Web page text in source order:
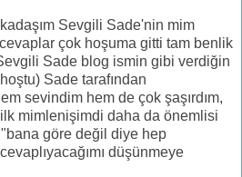
Sevgili Sade'nin mim
cevaplar çok hoşuma gitti tam benlik
Sade blog ismin gibi verdiğin
Sade tarafından
sevindim hem de çok şaşırdım,
mimlenişimdi daha da önemlisi
göre değil diye hep
düşünmeye